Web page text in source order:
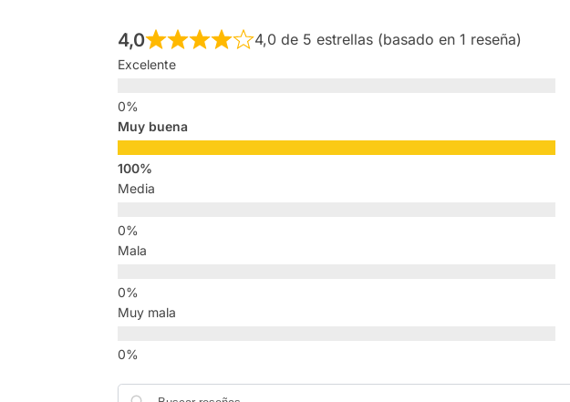
4,0 4,0 de 5 estrellas (basado en 1 reseña)
Excelente
Muy buena
Media
Mala
Muy mala